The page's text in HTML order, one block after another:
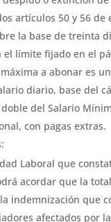
artículos 50 y 56 de
la base de treinta
el límite fijado en el
a abonar es
diario, base del
del Salario
con pagas extras.
Laboral que
acordar que la
indemnización que
afectados por